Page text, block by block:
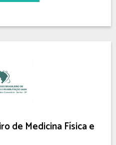
de Medicina Física e